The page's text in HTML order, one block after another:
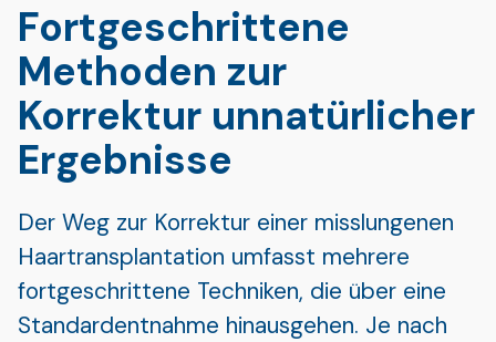
Fortgeschrittene
Methoden zur
Korrektur unnatürlicher
Ergebnisse
Der Weg zur Korrektur einer misslungenen
Haartransplantation umfasst mehrere
fortgeschrittene Techniken, die über eine
Standardentnahme hinausgehen. Je nach